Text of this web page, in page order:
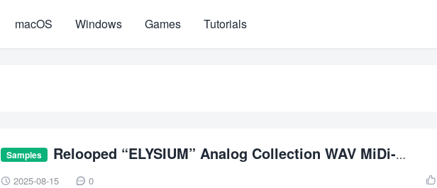
macOS Windows Games Tutorials
Samples
Relooped “ELYSIUM” Analog Collection WAV MiDi-
FANTASTiC
 2025-08-15  0 